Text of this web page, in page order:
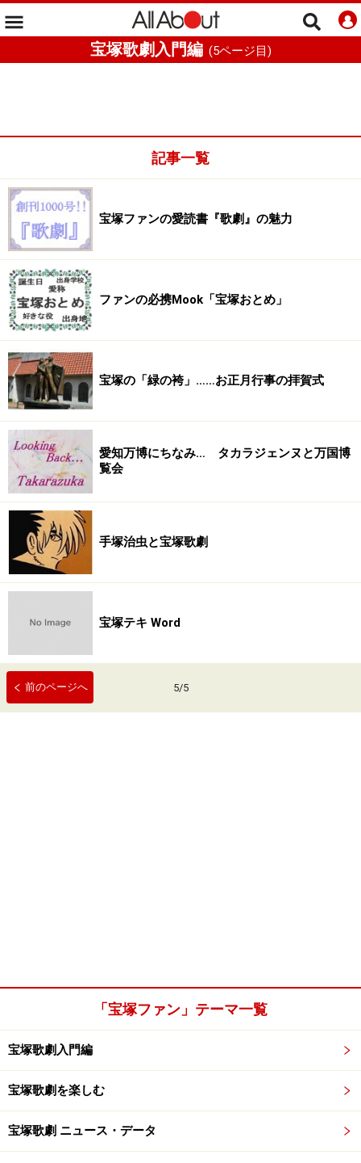
宝塚歌劇入門編 (5ページ目)
記事一覧
宝塚ファンの愛読書『歌劇』の魅力
ファンの必携Mook「宝塚おとめ」
宝塚の「緑の袴」……お正月行事の拝賀式
愛知万博にちなみ… タカラジェンヌと万国博
覧会
手塚治虫と宝塚歌劇
宝塚テキ Word
前のページへ 5/5
「宝塚ファン」テーマ一覧
宝塚歌劇入門編
宝塚歌劇を楽しむ
宝塚歌劇 ニュース・データ